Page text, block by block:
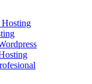
Hosting